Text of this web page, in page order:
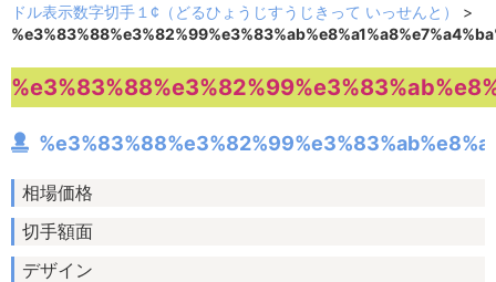
ドル表示数字切手１¢（どるひょうじすうじきって いっせんと）
>
相場価格
切手額面
デザイン